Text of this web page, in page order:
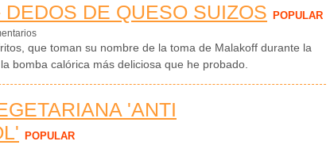
DEDOS DE QUESO SUIZOS POPULAR
que toman su nombre de la toma de Malakoff durante la
bomba calórica más deliciosa que he probado.
'ANTI
POPULAR